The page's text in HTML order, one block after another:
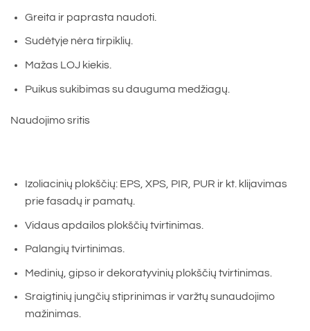
Greita ir paprasta naudoti.
Sudėtyje nėra tirpiklių.
Mažas LOJ kiekis.
Puikus sukibimas su dauguma medžiagų.
Naudojimo sritis
Izoliacinių plokščių: EPS, XPS, PIR, PUR ir kt. klijavimas
prie fasadų ir pamatų.
Vidaus apdailos plokščių tvirtinimas.
Palangių tvirtinimas.
Medinių, gipso ir dekoratyvinių plokščių tvirtinimas.
Sraigtinių jungčių stiprinimas ir varžtų sunaudojimo
mažinimas.